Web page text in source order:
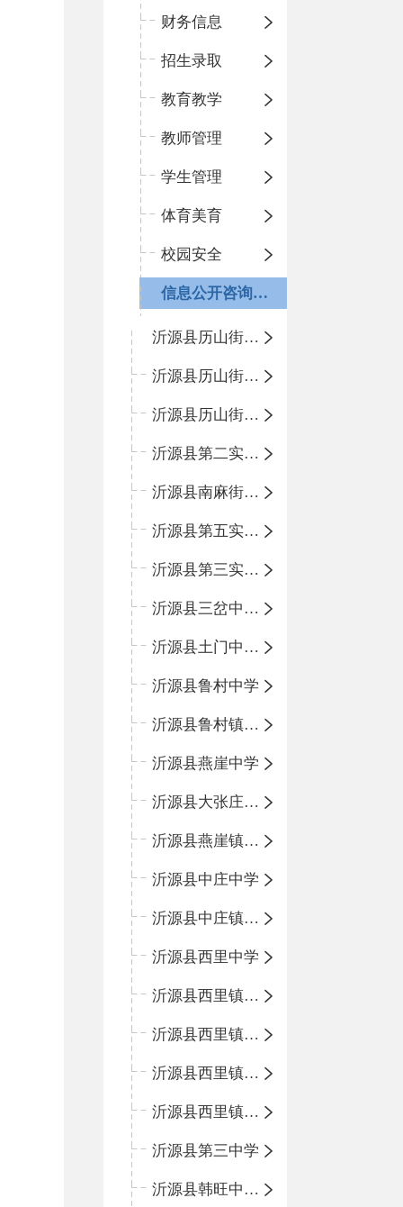
财务信息
招生录取
教育教学
教师管理
学生管理
体育美育
校园安全
信息公开咨询指南
沂源县历山街道办事处振兴路小学
沂源县历山街道办事处荆山路小学
沂源县历山街道办事处鲁山路小学
沂源县第二实验中学
沂源县南麻街道办事处中心小学
沂源县第五实验小学
沂源县第三实验小学
沂源县三岔中心学校
沂源县土门中心学校
沂源县鲁村中学
沂源县鲁村镇中心小学
沂源县燕崖中学
沂源县大张庄中心学校
沂源县燕崖镇中心小学
沂源县中庄中学
沂源县中庄镇中心小学
沂源县西里中学
沂源县西里镇中心小学
沂源县西里镇柳枝峪回民小学
沂源县西里镇金星完全小学
沂源县西里镇团圆小学
沂源县第三中学
沂源县韩旺中心学校